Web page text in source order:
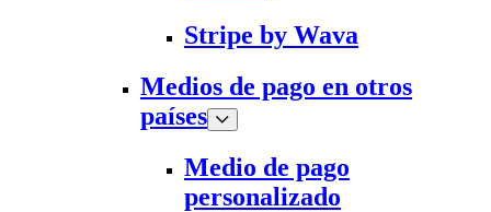
Stripe by Wava
Medios de pago en otros
países
Medio de pago
personalizado